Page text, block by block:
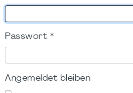
Passwort *
Angemeldet bleiben